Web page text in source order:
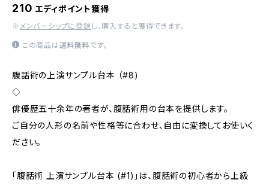
210 エディポイント獲得
※ メンバーシップに登録 し、購入すると獲得できます。
この商品は送料無料です。
腹話術の上演サンプル台本 （#8)
◇
俳優歴五十余年の著者が、腹話術用の台本を提供します。
ご自分の人形の名前や性格等に合わせ、自由に変換してお使いく
ださい。
「腹話術 上演サンプル台本 (#1)」は、腹話術の初心者から上級